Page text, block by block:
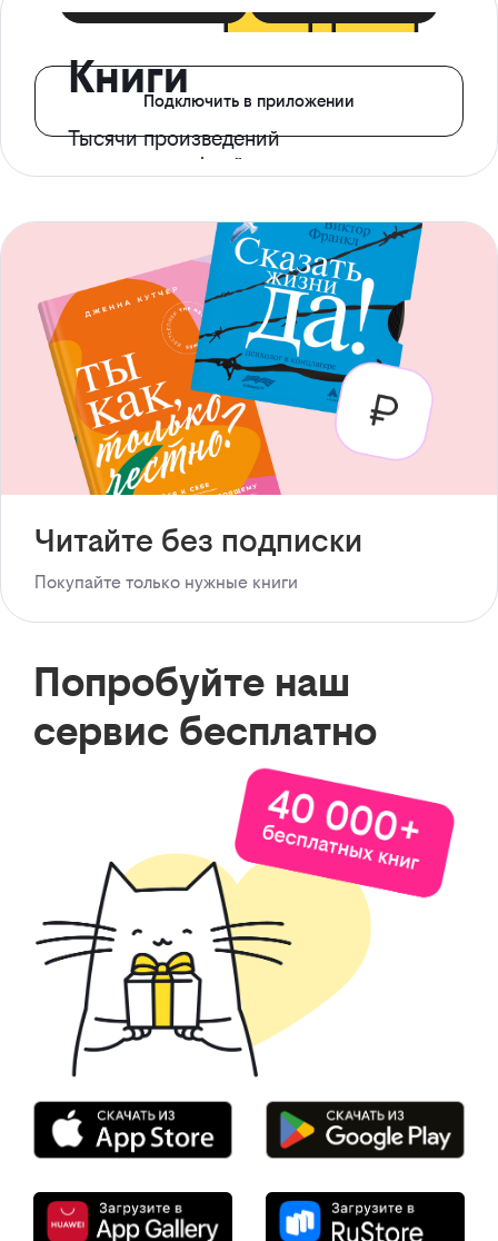
Книги
Тысячи произведений
с доступом офлайн
Подключить в приложении
Читайте без подписки
Покупайте только нужные книги
Попробуйте наш
сервис бесплатно